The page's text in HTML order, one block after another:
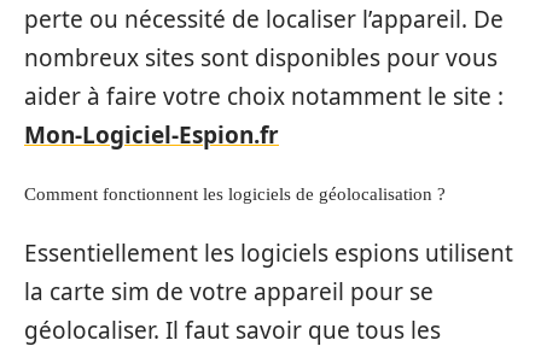
perte ou nécessité de localiser l’appareil. De
nombreux sites sont disponibles pour vous
aider à faire votre choix notamment le site :
Mon-Logiciel-Espion.fr
Comment fonctionnent les logiciels de géolocalisation ?
Essentiellement les logiciels espions utilisent
la carte sim de votre appareil pour se
géolocaliser. Il faut savoir que tous les